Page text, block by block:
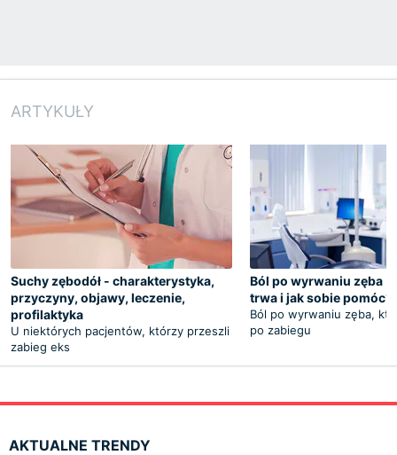
ARTYKUŁY
Suchy zębodół - charakterystyka,
przyczyny, objawy, leczenie,
profilaktyka
U niektórych pacjentów, którzy przeszli
zabieg eks
Ból po wyrwaniu zęba -
trwa i jak sobie pomóc?
Ból po wyrwaniu zęba,
po zabiegu
AKTUALNE TRENDY